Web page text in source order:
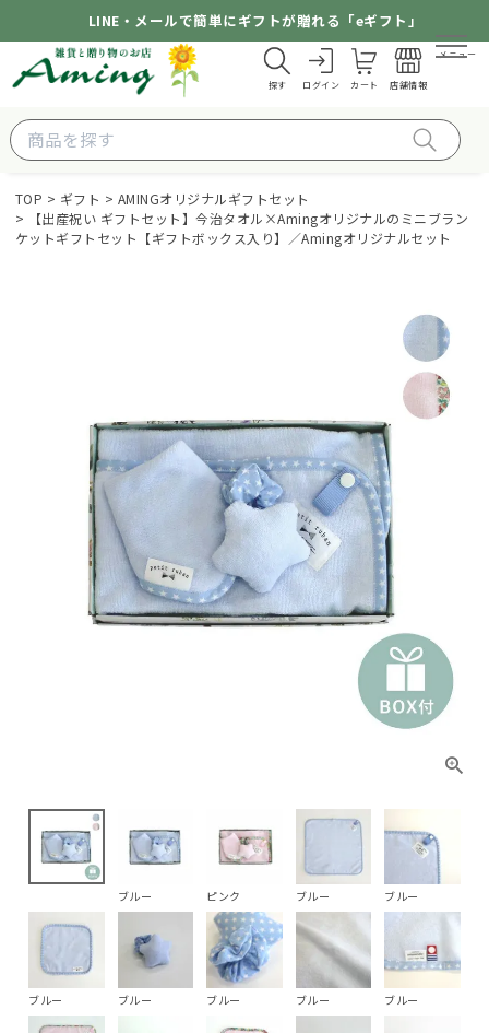
LINE・メールで簡単にギフトが贈れる「eギフト」
探す ログイン カート 店舗情報
メニュー
TOP ギフト
AMINGオリジナルギフトセット
【出産祝い ギフトセット】今治タオル×Amingオリジナルのミニブラン
ケットギフトセット【ギフトボックス入り】／Amingオリジナルセット
ブルー ピンク ブルー ブルー
ブルー ブルー ブルー ブルー ブルー